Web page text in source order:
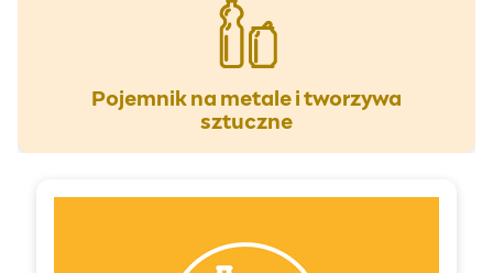
Pojemnik na metale i tworzywa
sztuczne